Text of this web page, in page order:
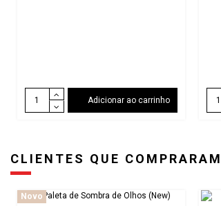
Adicionar ao carrinho
CLIENTES QUE
Novo